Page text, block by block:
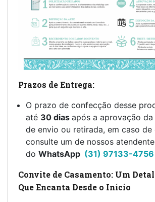
Prazos de Entrega:
O prazo de confecção desse
até 30 dias após a aprovação
de envio ou retirada, em caso de
consulte um de nossos
do WhatsApp (31) 97133-4756
Convite de Casamento: Um
Que Encanta Desde o Início